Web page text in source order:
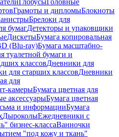
ГлобусыГоловные
Грамоты и дипломыБлокноты
Брелоки для
бумагДетекторы и упаковщики
ДискетыБумага копировальная
(Blu-ray)Бумага масштабно-
туалетной бумаги и
классовДневники для
для старших классовДневники
для
камерыБумага цветная для
аксессуарыБумага цветная
и информацииБумага
ДыроколыЕжедневники с
бизнес-классаВанночки
"под кожу и ткань"